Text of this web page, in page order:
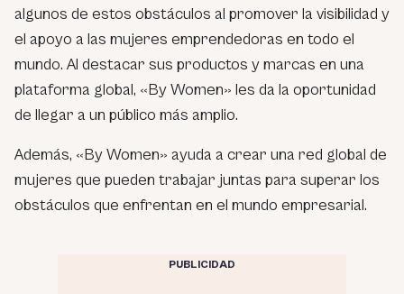
algunos de estos obstáculos al promover la visibilidad y
el apoyo a las mujeres emprendedoras en todo el
mundo. Al destacar sus productos y marcas en una
plataforma global, «By Women» les da la oportunidad
de llegar a un público más amplio.
Además, «By Women» ayuda a crear una red global de
mujeres que pueden trabajar juntas para superar los
obstáculos que enfrentan en el mundo empresarial.
PUBLICIDAD